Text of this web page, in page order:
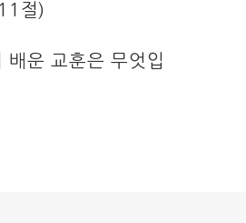
절)
운 교훈은 무엇입